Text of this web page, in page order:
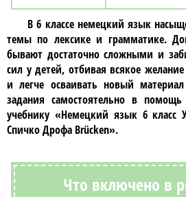
В6 классе немецкий язык
темы по лексике и грамматике.
бывают достаточно сложными и
сил у детей, отбивая всякое
и легче осваивать новый
задания самостоятельно в
учебнику «Немецкий язык 6 класс
Спичко Дрофа Brücken».
Что включено в